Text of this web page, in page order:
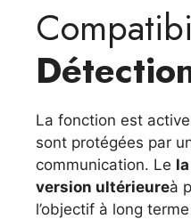
La fonction est
sont protégées par
communication. Le
version ultérieureà
l’objectif à long